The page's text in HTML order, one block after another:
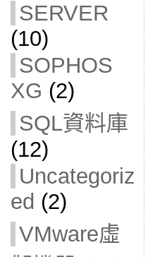
SERVER
(10)
SOPHOS
XG (2)
SQL資料庫
(12)
Uncategoriz
ed (2)
VMware虛